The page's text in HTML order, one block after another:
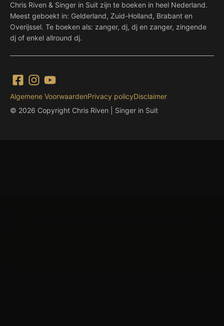
Chris Riven & Singer in Suit zijn te boeken in heel Nederland.
Meest geboekt in: Gelderland, Zuid-Holland, Brabant en
Overijssel. Te boeken als: zanger, dj, dj en zanger, zingende
dj of enkel allround dj.
© 2026 Copyright Chris Riven | Singer in Suit
Algemene VoorwaardenPrivacy policyDisclaimer